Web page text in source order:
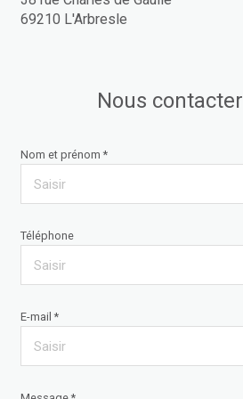
69210 L'Arbresle
Nous contacter
Nom et prénom *
Téléphone
E-mail *